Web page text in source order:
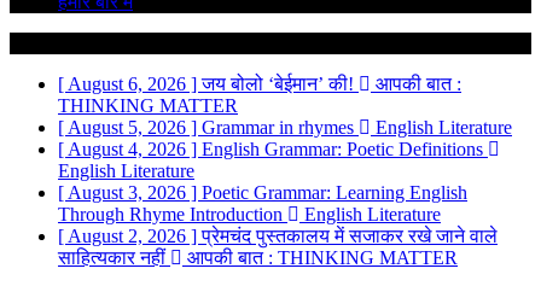
[ August 6, 2026 ]जय बोलो ‘बेईमान’ की!
आपकी बात :
THINKING MATTER
[ August 5, 2026 ] Grammar in rhymes
English Literature
[ August 4, 2026 ] English Grammar: Poetic Definitions
English Literature
[ August 3, 2026 ] Poetic Grammar: Learning English
Through Rhyme Introduction
English Literature
[ August 2, 2026 ]प्रेमचंद पुस्तकालय में सजाकर रखे जाने वाले
साहित्यकार नहीं
आपकी बात : THINKING MATTER